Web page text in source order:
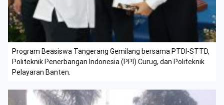
Program Beasiswa Tangerang Gemilang bersama PTDI-STTD,
Politeknik Penerbangan Indonesia (PPI) Curug, dan Politeknik
Pelayaran Banten.